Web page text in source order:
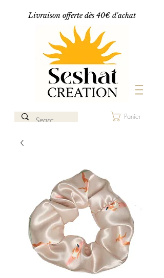
Livraison offerte dès 40€ d'achat
Panier